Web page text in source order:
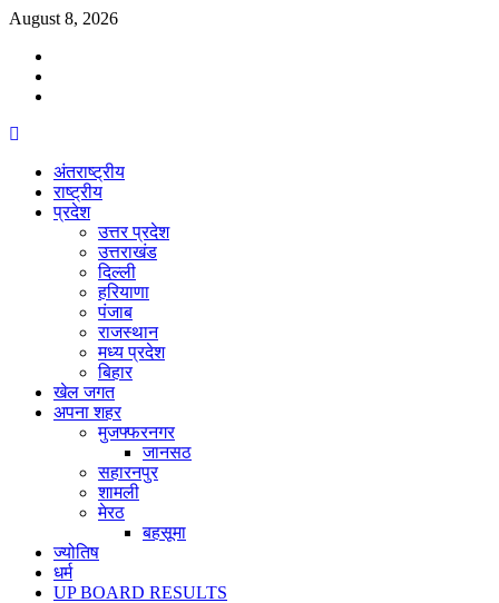
Skip
content
August 8, 2026
अंतराष्ट्रीय
राष्ट्रीय
प्रदेश
उत्तर प्रदेश
उत्तराखंड
दिल्ली
हरियाणा
पंजाब
राजस्थान
मध्य प्रदेश
बिहार
खेल जगत
अपना शहर
मुजफ्फरनगर
जानसठ
सहारनपुर
शामली
मेरठ
बहसूमा
ज्योतिष
धर्म
UP BOARD RESULTS